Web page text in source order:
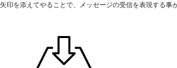
矢印を添えてやることで、メッセージの受信を表現する事